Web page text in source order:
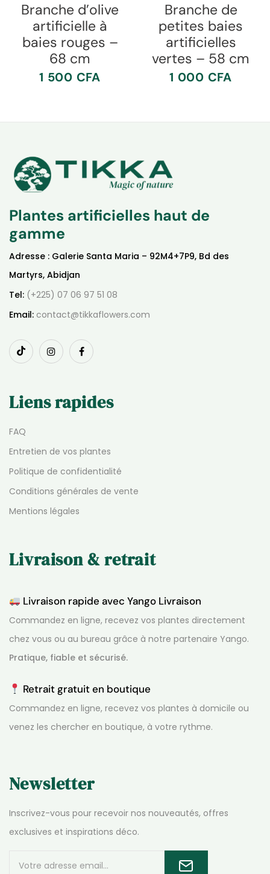
Branche d’olive
artificielle à
baies rouges –
68 cm
1 500 CFA
Branche de
petites baies
artificielles
vertes – 58 cm
1 000 CFA
Plantes artificielles haut de
gamme
Adresse : Galerie Santa Maria – 92M4+7P9, Bd des
Martyrs, Abidjan
Tel: (+225) 07 06 97 51 08
Email: contact@tikkaflowers.com
Liens rapides
FAQ
Entretien de vos plantes
Politique de confidentialité
Conditions générales de vente
Mentions légales
Livraison & retrait
Livraison rapide avec Yango Livraison
Commandez en ligne, recevez vos plantes directement
chez vous ou au bureau grâce à notre partenaire Yango.
Pratique, fiable et sécurisé.
Retrait gratuit en boutique
Commandez en ligne, recevez vos plantes à domicile ou
venez les chercher en boutique, à votre rythme.
Newsletter
Inscrivez-vous pour recevoir nos nouveautés, offres
exclusives et inspirations déco.